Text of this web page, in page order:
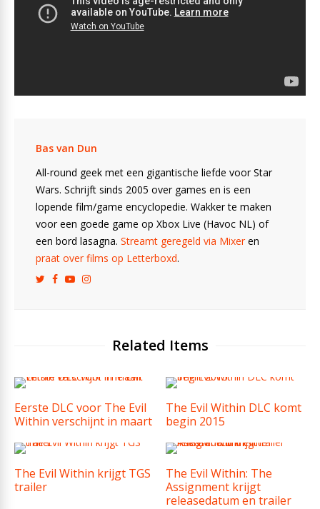
Bas van Dun
All-round geek met een gigantische liefde voor Star
Wars. Schrijft sinds 2005 over games en is een
lopende film/game encyclopedie. Wakker te maken
voor een goede game op Xbox Live (Havoc NL) of
een bord lasagna. Streamt geregeld via Mixeren
praat over films op Letterboxd.
Related Items
Eerste DLC voor The Evil
Within verschijnt in maart
The Evil Within DLC komt
begin 2015
The Evil Within krijgt TGS
trailer
The Evil Within: The
Assignment krijgt
releasedatum en trailer